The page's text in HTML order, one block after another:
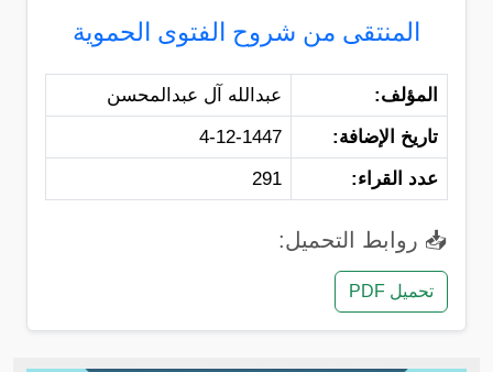
المنتقى من شروح الفتوى الحموية
المؤلف:
عبدالله آل عبدالمحسن
تاريخ الإضافة:
4-12-1447
عدد القراء:
291
📥 روابط التحميل:
تحميل PDF